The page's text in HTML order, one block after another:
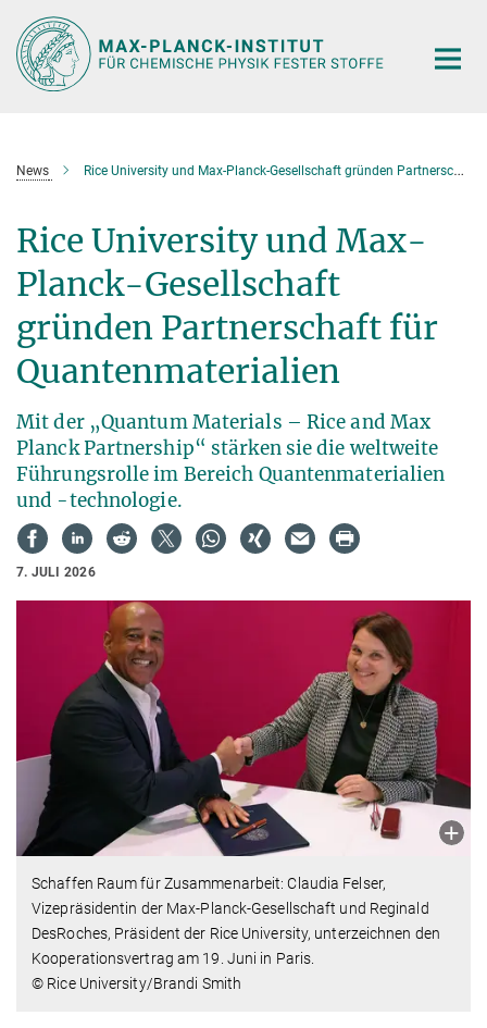
Hauptinhalt
News Rice University und Max-Planck-Gesellschaft gründen Partnerschaft für Quantenmaterialien
Rice University und Max-
Planck-Gesellschaft
gründen Partnerschaft für
Quantenmaterialien
Mit der „Quantum Materials – Rice and Max
Planck Partnership“ stärken sie die weltweite
Führungsrolle im Bereich Quantenmaterialien
und -technologie.
7. JULI 2026
Schaffen Raum für Zusammenarbeit: Claudia Felser,
Vizepräsidentin der Max-Planck-Gesellschaft und Reginald
DesRoches, Präsident der Rice University, unterzeichnen den
Kooperationsvertrag am 19. Juni in Paris.
© Rice University/Brandi Smith